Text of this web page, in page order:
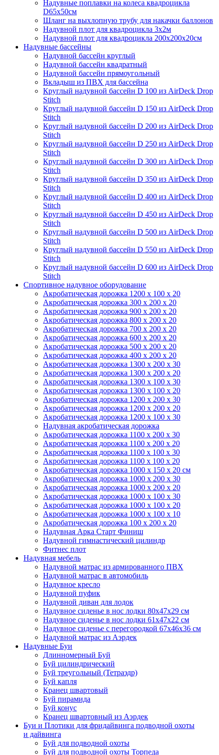
Надувные поплавки на колеса квадроцикла
D65х50см
Шланг на выхлопную трубу для накачки баллонов
Надувной плот для квадроцикла 3х2м
Надувной плот для квадроцикла 200х200х20см
Надувные бассейны
Надувной бассейн круглый
Надувной бассейн квадратный
Надувной бассейн прямоугольный
Вкладыш из ПВХ для бассейна
Круглый надувной бассейн D 100 из AirDeck Drop
Stitch
Круглый надувной бассейн D 150 из AirDeck Drop
Stitch
Круглый надувной бассейн D 200 из AirDeck Drop
Stitch
Круглый надувной бассейн D 250 из AirDeck Drop
Stitch
Круглый надувной бассейн D 300 из AirDeck Drop
Stitch
Круглый надувной бассейн D 350 из AirDeck Drop
Stitch
Круглый надувной бассейн D 400 из AirDeck Drop
Stitch
Круглый надувной бассейн D 450 из AirDeck Drop
Stitch
Круглый надувной бассейн D 500 из AirDeck Drop
Stitch
Круглый надувной бассейн D 550 из AirDeck Drop
Stitch
Круглый надувной бассейн D 600 из AirDeck Drop
Stitch
Спортивное надувное оборудование
Акробатическая дорожка 1200 x 100 x 20
Акробатическая дорожка 300 x 200 x 20
Акробатическая дорожка 900 x 200 x 20
Акробатическая дорожка 800 x 200 x 20
Акробатическая дорожка 700 x 200 x 20
Акробатическая дорожка 600 x 200 x 20
Акробатическая дорожка 500 x 200 x 20
Акробатическая дорожка 400 x 200 x 20
Акробатическая дорожка 1300 x 200 x 30
Акробатическая дорожка 1300 x 200 x 20
Акробатическая дорожка 1300 x 100 x 30
Акробатическая дорожка 1300 x 100 x 20
Акробатическая дорожка 1200 x 200 x 30
Акробатическая дорожка 1200 x 200 x 20
Акробатическая дорожка 1200 x 100 x 30
Надувная акробатическая дорожка
Акробатическая дорожка 1100 x 200 x 30
Акробатическая дорожка 1100 x 200 x 20
Акробатическая дорожка 1100 x 100 x 30
Акробатическая дорожка 1100 x 100 x 20
Акробатическая дорожка 1000 x 150 x 20 см
Акробатическая дорожка 1000 x 200 x 30
Акробатическая дорожка 1000 x 200 x 20
Акробатическая дорожка 1000 x 100 x 30
Акробатическая дорожка 1000 x 100 x 20
Акробатическая дорожка 1000 x 100 x 10
Акробатическая дорожка 100 x 200 x 20
Надувная Арка Старт Финиш
Надувной гимнастический цилиндр
Фитнес плот
Надувная мебель
Надувной матрас из армированного ПВХ
Надувной матрас в автомобиль
Надувное кресло
Надувной пуфик
Надувной диван для лодок
Надувное сиденье в нос лодки 80х47х29 см
Надувное сиденье в нос лодки 61х47х22 см
Надувное сиденье с перегородкой 67х46х36 см
Надувной матрас из Аэрдек
Надувные Буи
Длинномерный Буй
Буй цилиндрический
Буй треугольный (Тетраэдр)
Буй капля
Кранец швартовый
Буй пирамида
Буй конус
Кранец швартовный из Аэрдек
Буи и Плотики для фридайвинга подводной охоты
и дайвинга
Буй для подводной охоты
Буй для подводной охоты Торпеда